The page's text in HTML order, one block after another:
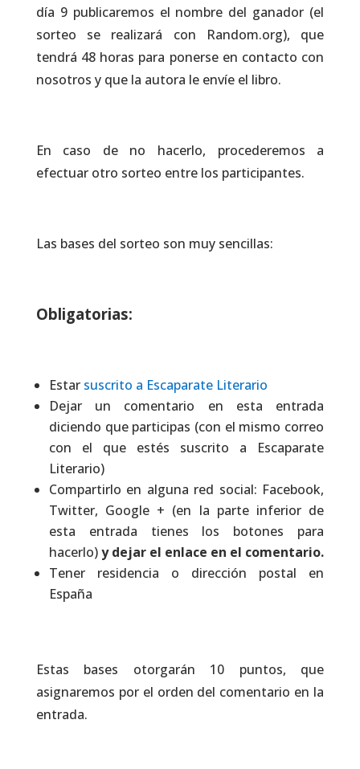
día 9 publicaremos el nombre del ganador (el
sorteo se realizará con Random.org), que
tendrá 48 horas para ponerse en contacto con
nosotros y que la autora le envíe el libro.
En caso de no hacerlo, procederemos a
efectuar otro sorteo entre los participantes.
Las bases del sorteo son muy sencillas:
Obligatorias:
Estar suscrito a Escaparate Literario
Dejar un comentario en esta entrada
diciendo que participas (con el mismo correo
con el que estés suscrito a Escaparate
Literario)
Compartirlo en alguna red social: Facebook,
Twitter, Google + (en la parte inferior de
esta entrada tienes los botones para
hacerlo)y dejar el enlace en el comentario.
Tener residencia o dirección postal en
España
Estas bases otorgarán 10 puntos, que
asignaremos por el orden del comentario en la
entrada.